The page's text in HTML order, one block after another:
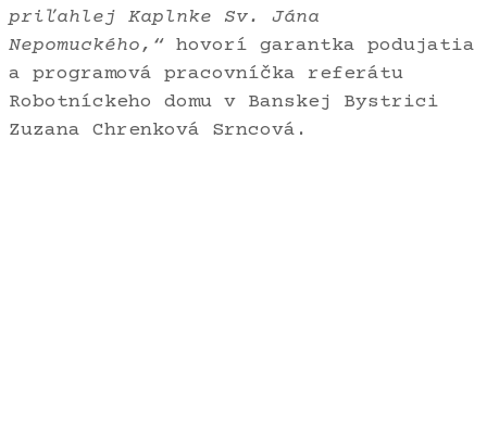
priľahlej Kaplnke Sv. Jána
Nepomuckého,“ hovorí garantka podujatia
a programová pracovníčka referátu
Robotníckeho domu v Banskej Bystrici
Zuzana Chrenková Srncová.